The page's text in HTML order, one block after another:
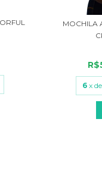
MOCHILA
6 x de